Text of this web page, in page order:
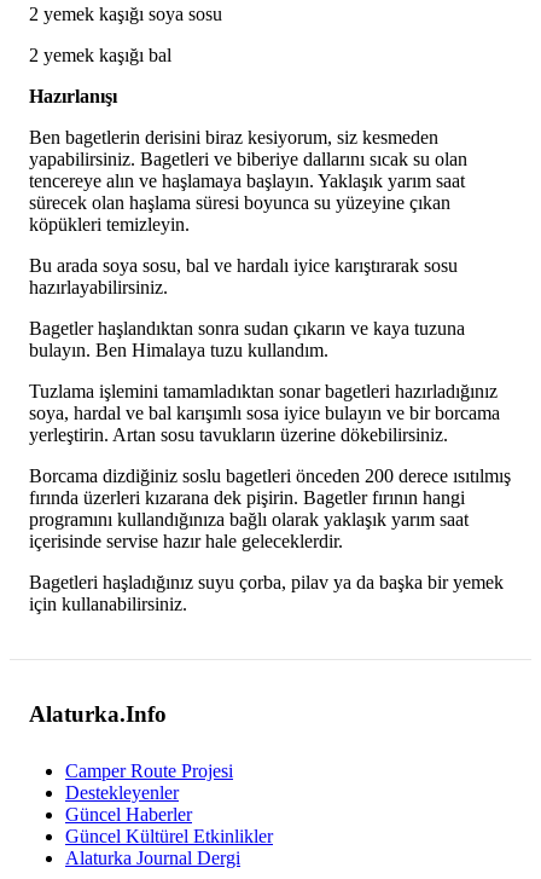
2 yemek kaşığı soya sosu
2 yemek kaşığı bal
Hazırlanışı
Ben bagetlerin derisini biraz kesiyorum, siz kesmeden
yapabilirsiniz. Bagetleri ve biberiye dallarını sıcak su olan
tencereye alın ve haşlamaya başlayın. Yaklaşık yarım saat
sürecek olan haşlama süresi boyunca su yüzeyine çıkan
köpükleri temizleyin.
Bu arada soya sosu, bal ve hardalı iyice karıştırarak sosu
hazırlayabilirsiniz.
Bagetler haşlandıktan sonra sudan çıkarın ve kaya tuzuna
bulayın. Ben Himalaya tuzu kullandım.
Tuzlama işlemini tamamladıktan sonar bagetleri hazırladığınız
soya, hardal ve bal karışımlı sosa iyice bulayın ve bir borcama
yerleştirin. Artan sosu tavukların üzerine dökebilirsiniz.
Borcama dizdiğiniz soslu bagetleri önceden 200 derece ısıtılmış
fırında üzerleri kızarana dek pişirin. Bagetler fırının hangi
programını kullandığınıza bağlı olarak yaklaşık yarım saat
içerisinde servise hazır hale geleceklerdir.
Bagetleri haşladığınız suyu çorba, pilav ya da başka bir yemek
için kullanabilirsiniz.
Alaturka.Info
Camper Route Projesi
Destekleyenler
Güncel Haberler
Güncel Kültürel Etkinlikler
Alaturka Journal Dergi